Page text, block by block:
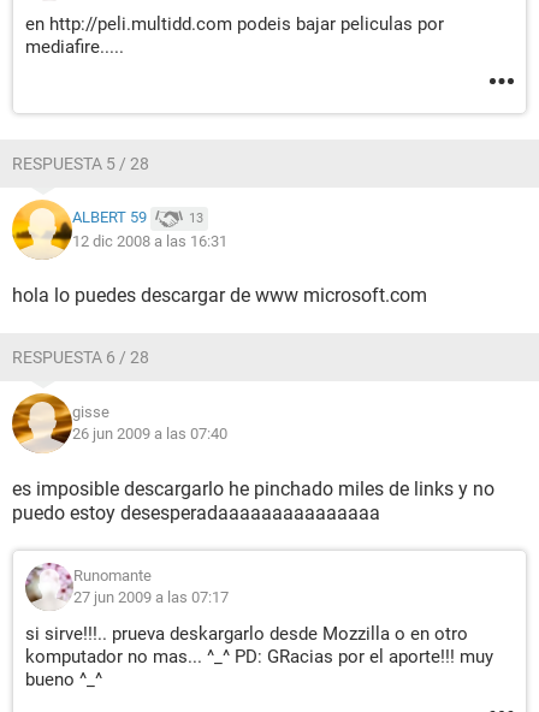
en http://peli.multidd.com podeis bajar peliculas por
mediafire.....
RESPUESTA 5 / 28
ALBERT 59 13
12 dic 2008 a las 16:31
hola lo puedes descargar de www microsoft.com
RESPUESTA 6 / 28
gisse
26 jun 2009 a las 07:40
es imposible descargarlo he pinchado miles de links y no
puedo estoy desesperadaaaaaaaaaaaaaaa
Runomante
27 jun 2009 a las 07:17
si sirve!!!.. prueva deskargarlo desde Mozzilla o en otro
komputador no mas... ^_^ PD: GRacias por el aporte!!! muy
bueno ^_^